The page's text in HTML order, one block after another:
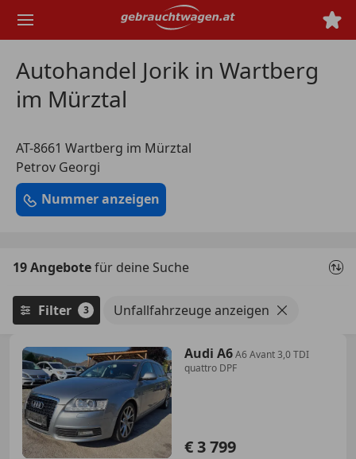
Hauptinhalt
Autohandel Jorik in Wartberg
im Mürztal
AT-8661 Wartberg im Mürztal
Petrov Georgi
Nummer anzeigen
19 Angebotefür deine Suche
Filter 3 Unfallfahrzeuge anzeigen
Audi A6A6 Avant 3,0 TDI
quattro DPF
€ 3 799